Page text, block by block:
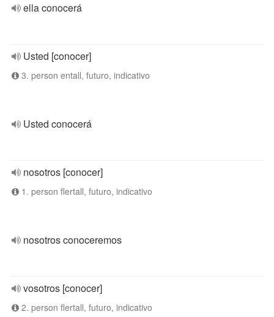
ella conocerá
Usted [conocer]
3. person entall, futuro, indicativo
Usted conocerá
nosotros [conocer]
1. person flertall, futuro, indicativo
nosotros conoceremos
vosotros [conocer]
2. person flertall, futuro, indicativo